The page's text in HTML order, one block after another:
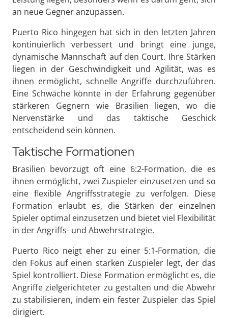
an neue Gegner anzupassen.
Puerto Rico hingegen hat sich in den letzten Jahren
kontinuierlich verbessert und bringt eine junge,
dynamische Mannschaft auf den Court. Ihre Stärken
liegen in der Geschwindigkeit und Agilität, was es
ihnen ermöglicht, schnelle Angriffe durchzuführen.
Eine Schwäche könnte in der Erfahrung gegenüber
stärkeren Gegnern wie Brasilien liegen, wo die
Nervenstärke und das taktische Geschick
entscheidend sein können.
Taktische Formationen
Brasilien bevorzugt oft eine 6:2-Formation, die es
ihnen ermöglicht, zwei Zuspieler einzusetzen und so
eine flexible Angriffsstrategie zu verfolgen. Diese
Formation erlaubt es, die Stärken der einzelnen
Spieler optimal einzusetzen und bietet viel Flexibilität
in der Angriffs- und Abwehrstrategie.
Puerto Rico neigt eher zu einer 5:1-Formation, die
den Fokus auf einen starken Zuspieler legt, der das
Spiel kontrolliert. Diese Formation ermöglicht es, die
Angriffe zielgerichteter zu gestalten und die Abwehr
zu stabilisieren, indem ein fester Zuspieler das Spiel
dirigiert.